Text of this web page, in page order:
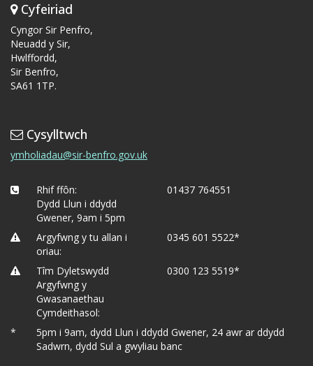
Cyfeiriad
Cyngor Sir Penfro,
Neuadd y Sir,
Hwlffordd,
Sir Benfro,
SA61 1TP.
Cysylltwch
ymholiadau@sir-benfro.gov.uk
Rhif ffôn:
Dydd Llun i ddydd
Gwener, 9am i 5pm
01437 764551
Argyfwng y tu allan i
oriau:
0345 601 5522*
Tîm Dyletswydd
Argyfwng y
Gwasanaethau
Cymdeithasol:
0300 123 5519*
*
5pm i 9am, dydd Llun i ddydd Gwener, 24 awr ar ddydd
Sadwrn, dydd Sul a gwyliau banc